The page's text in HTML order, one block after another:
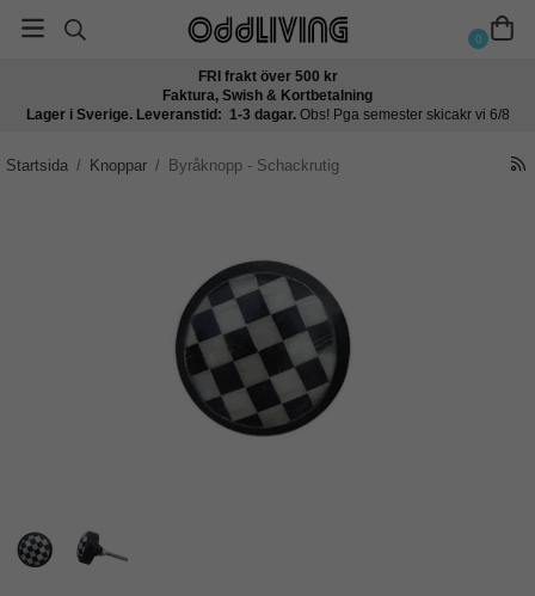
0
FRI frakt över 500 kr
Faktura, Swish & Kortbetalning
Lager i Sverige. Leveranstid: 1-3 dagar. Obs! Pga semester skicakr vi 6/8
Startsida / Knoppar / Byråknopp - Schackrutig